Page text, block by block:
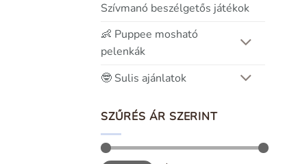
Szívmanó beszélgetős játékok
👶 Puppee mosható
pelenkák
🤓 Sulis ajánlatok
SZŰRÉS ÁR SZERINT